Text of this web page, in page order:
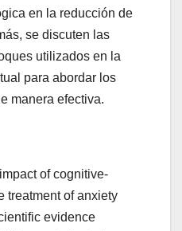
en la reducción de
se discuten las
utilizados en la
para abordar los
manera efectiva.
of cognitive-
treatment of anxiety
evidence